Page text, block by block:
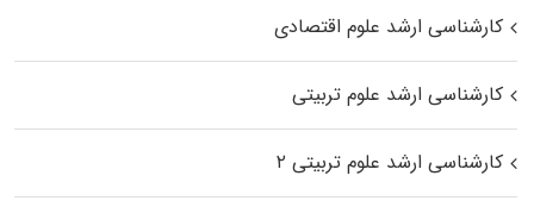
کارشناسی ارشد علوم اقتصادی
کارشناسی ارشد علوم تربیتی
کارشناسی ارشد علوم تربیتی ۲